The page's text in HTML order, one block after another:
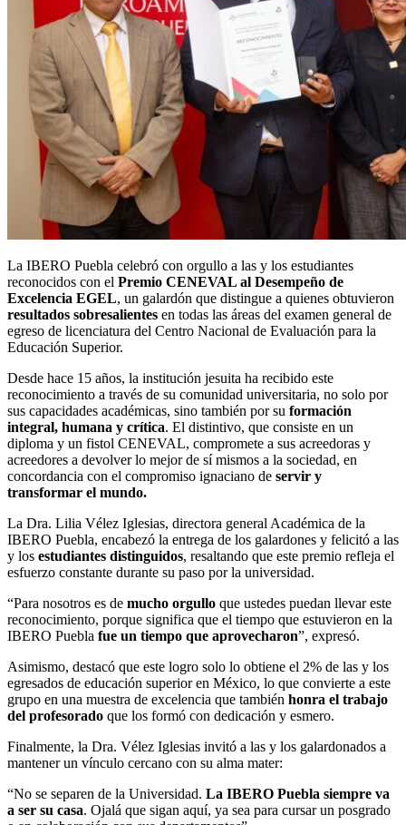
La IBERO Puebla celebró con orgullo a las y los estudiantes
reconocidos con el Premio CENEVAL al Desempeño de
Excelencia EGEL, un galardón que distingue a quienes obtuvieron
resultados sobresalientes en todas las áreas del examen general de
egreso de licenciatura del Centro Nacional de Evaluación para la
Educación Superior.
Desde hace 15 años, la institución jesuita ha recibido este
reconocimiento a través de su comunidad universitaria, no solo por
sus capacidades académicas, sino también por su formación
integral, humana y crítica. El distintivo, que consiste en un
diploma y un fistol CENEVAL, compromete a sus acreedoras y
acreedores a devolver lo mejor de sí mismos a la sociedad, en
concordancia con el compromiso ignaciano de servir y
transformar el mundo.
La Dra. Lilia Vélez Iglesias, directora general Académica de la
IBERO Puebla, encabezó la entrega de los galardones y felicitó a las
y los estudiantes distinguidos, resaltando que este premio refleja el
esfuerzo constante durante su paso por la universidad.
“Para nosotros es de mucho orgullo que ustedes puedan llevar este
reconocimiento, porque significa que el tiempo que estuvieron en la
IBERO Puebla fue un tiempo que aprovecharon”, expresó.
Asimismo, destacó que este logro solo lo obtiene el 2% de las y los
egresados de educación superior en México, lo que convierte a este
grupo en una muestra de excelencia que también honra el trabajo
del profesorado que los formó con dedicación y esmero.
Finalmente, la Dra. Vélez Iglesias invitó a las y los galardonados a
mantener un vínculo cercano con su alma mater:
“No se separen de la Universidad. La IBERO Puebla siempre va
a ser su casa. Ojalá que sigan aquí, ya sea para cursar un posgrado